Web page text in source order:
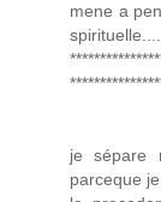
mene a
spirituelle....
je sépare
parceque